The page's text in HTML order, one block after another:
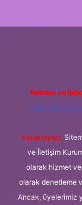
Reklam ve
Yasal Uyarı:
ve İletişim
olarak hizmet
olarak denetleme
Ancak, üyelerimiz